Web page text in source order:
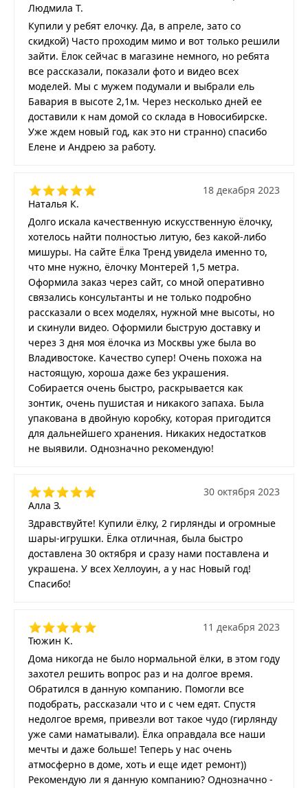
Людмила Т.
Купили у ребят елочку. Да, в апреле, зато со
скидкой) Часто проходим мимо и вот только решили
зайти. Ёлок сейчас в магазине немного, но ребята
все рассказали, показали фото и видео всех
моделей. Мы с мужем подумали и выбрали ель
Бавария в высоте 2,1м. Через несколько дней ее
доставили к нам домой со склада в Новосибирске.
Уже ждем новый год, как это ни странно) спасибо
Елене и Андрею за работу.
Наталья К.
18 декабря 2023
Долго искала качественную искусственную ёлочку,
хотелось найти полностью литую, без какой-либо
мишуры. На сайте Ёлка Тренд увидела именно то,
что мне нужно, ёлочку Монтерей 1,5 метра.
Оформила заказ через сайт, со мной оперативно
связались консультанты и не только подробно
рассказали о всех моделях, нужной мне высоты, но
и скинули видео. Оформили быструю доставку и
через 3 дня моя ёлочка из Москвы уже была во
Владивостоке. Качество супер! Очень похожа на
настоящую, хороша даже без украшения.
Собирается очень быстро, раскрывается как
зонтик, очень пушистая и никакого запаха. Была
упакована в двойную коробку, которая пригодится
для дальнейшего хранения. Никаких недостатков
не выявили. Однозначно рекомендую!
Алла З.
30 октября 2023
Здравствуйте! Купили ёлку, 2 гирлянды и огромные
шары-игрушки. Ёлка отличная, была быстро
доставлена 30 октября и сразу нами поставлена и
украшена. У всех Хеллоуин, а у нас Новый год!
Спасибо!
Тюжин К.
11 декабря 2023
Дома никогда не было нормальной ёлки, в этом году
захотел решить вопрос раз и на долгое время.
Обратился в данную компанию. Помогли все
подобрать, рассказали что и с чем едят. Спустя
недолгое время, привезли вот такое чудо (гирлянду
уже сами наматывали). Ёлка оправдала все наши
мечты и даже больше! Теперь у нас очень
атмосферно в доме, хоть и еще идет ремонт))
Рекомендую ли я данную компанию? Однозначно -